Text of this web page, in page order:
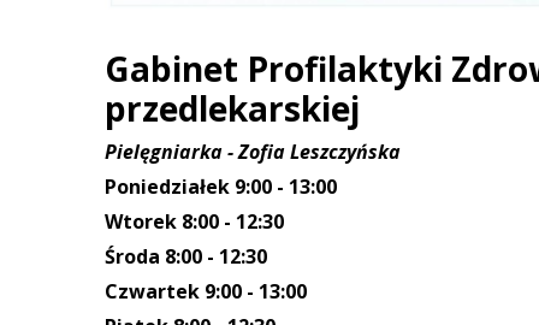
Gabinet Profilaktyki
przedlekarskiej
Pielęgniarka - Zofia Leszczyńska
Poniedziałek 9:00 - 13:00
Wtorek 8:00 - 12:30
Środa 8:00 - 12:30
Czwartek 9:00 - 13:00